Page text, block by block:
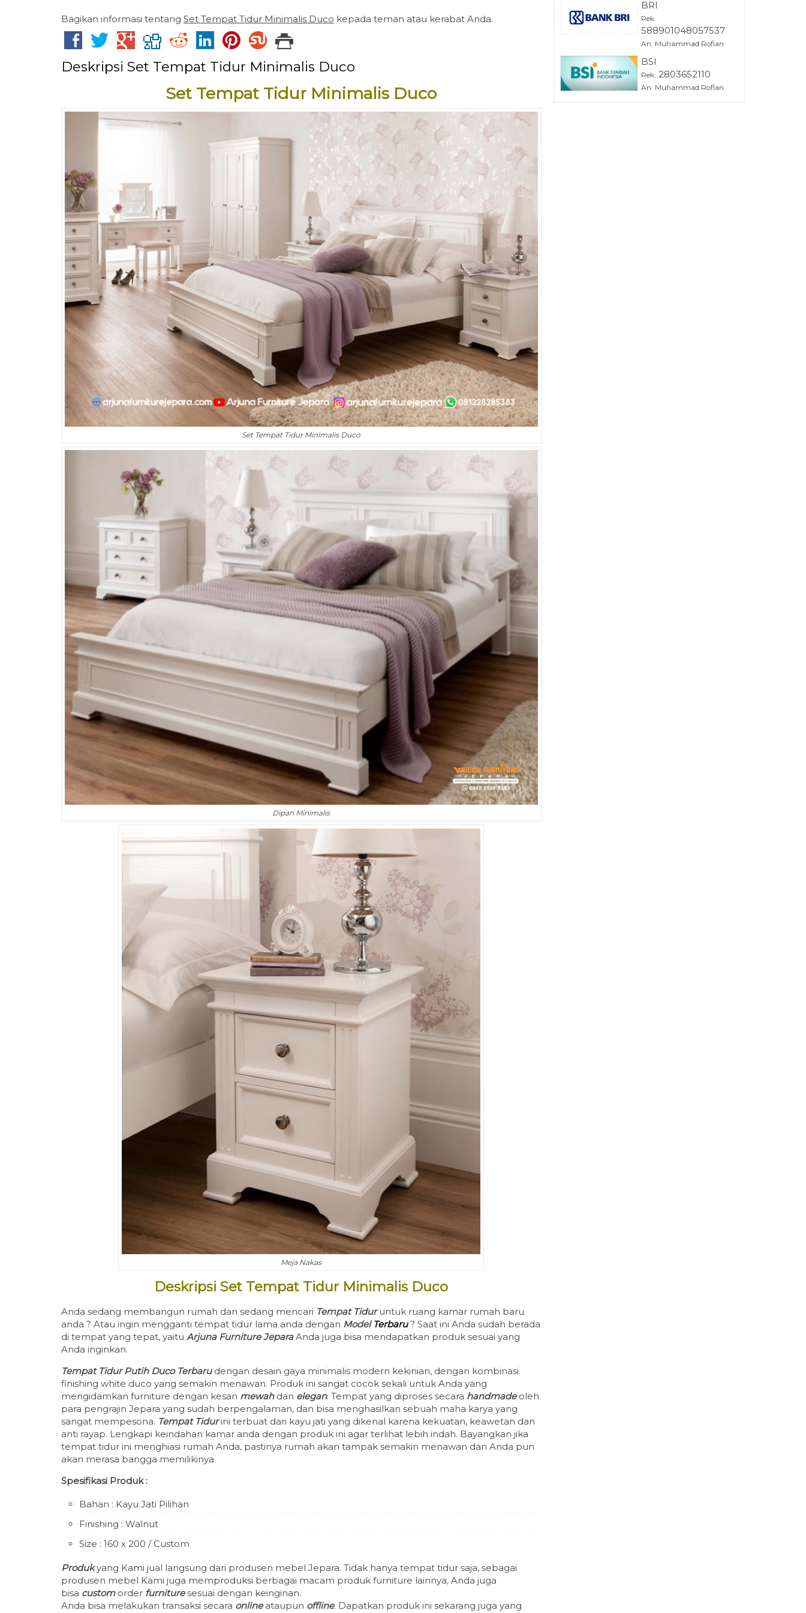
Bagikan informasi tentang Set Tempat Tidur Minimalis Duco kepada teman atau kerabat Anda.
Deskripsi Set Tempat Tidur Minimalis Duco
Set Tempat Tidur Minimalis Duco
Set Tempat Tidur Minimalis Duco
Dipan Minimalis
Meja Nakas
Deskripsi Set Tempat Tidur Minimalis Duco
Anda sedang membangun rumah dan sedang mencari Tempat Tiduruntuk ruang kamar rumah baru
anda ? Atau ingin mengganti tempat tidur lama anda dengan Model Terbaru? Saat ini Anda sudah berada
di tempat yang tepat, yaitu Arjuna Furniture JeparaAnda juga bisa mendapatkan produk sesuai yang
Anda inginkan.
Tempat Tidur Putih Duco Terbaru dengan desain gaya minimalis modern kekinian, dengan kombinasi
finishing white duco yang semakin menawan. Produk ini sangat cocok sekali untuk Anda yang
mengidamkan furniture dengan kesan mewahdan elegan. Tempat yang diproses secara handmadeoleh
para pengrajin Jepara yang sudah berpengalaman, dan bisa menghasilkan sebuah maha karya yang
sangat mempesona. Tempat Tidurini terbuat dari kayu jati yang dikenal karena kekuatan, keawetan dan
anti rayap. Lengkapi keindahan kamar anda dengan produk ini agar terlihat lebih indah. Bayangkan jika
tempat tidur ini menghiasi rumah Anda, pastinya rumah akan tampak semakin menawan dan Anda pun
akan merasa bangga memilikinya.
Spesifikasi Produk :
Bahan : Kayu Jati Pilihan
Finishing : Walnut
Size : 160 x 200 / Custom
Produkyang Kami jual langsung dari produsen mebel Jepara. Tidak hanya tempat tidur saja, sebagai
produsen mebel Kami juga memproduksi berbagai macam produk furniture lainnya, Anda juga
bisa customorder furnituresesuai dengan keinginan.
Anda bisa melakukan transaksi secara onlineataupun offline. Dapatkan produk ini sekarang juga yang
BRI
Rek.
588901048057537
An. Muhammad Rofian
BSI
Rek. 2803652110
An. Muhammad Rofian